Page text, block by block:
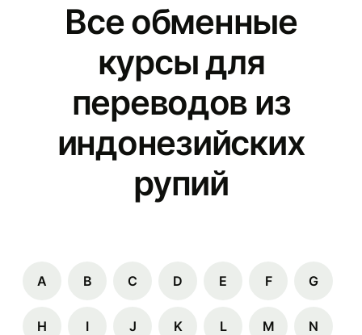
Все обменные
курсы для
переводов из
индонезийских
рупий
A B C D E F G
H I J K L M N